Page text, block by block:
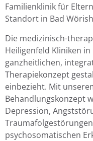
Familienklinik für
Standort in Bad
Die medizinisch-
Heiligenfeld Kliniken
ganzheitlichen,
Therapiekonzept
einbezieht. Mit
Behandlungskonzept
Depression,
psychosomatischen